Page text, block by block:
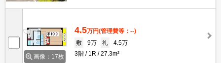
画像：17枚
4.5万円(管理費等：--)
敷
9万 礼
4.5万
3階
1R 27.3m²